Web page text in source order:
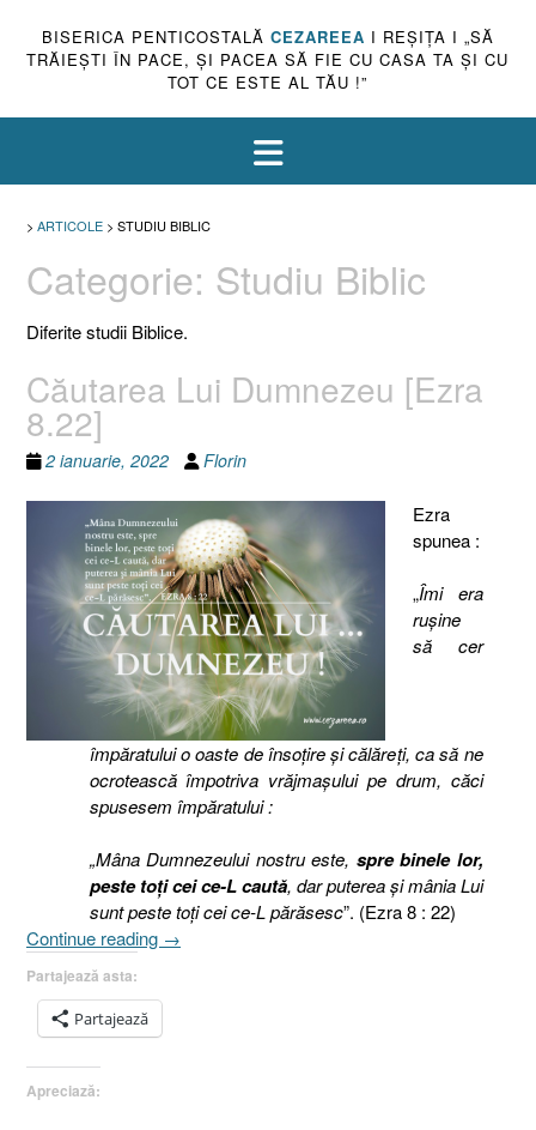
BISERICA PENTICOSTALĂ CEZAREEA I REŞIŢA I „SĂ
TRĂIEŞTI ÎN PACE, ŞI PACEA SĂ FIE CU CASA TA ŞI CU
TOT CE ESTE AL TĂU !”
> ARTICOLE > STUDIU BIBLIC
Categorie: Studiu Biblic
Diferite studii Biblice.
Căutarea Lui Dumnezeu [Ezra
8.22]
2 ianuarie, 2022 Florin
Ezra
spunea :
„Îmi era
ruşine
să cer
împăratului o oaste de însoţire şi călăreţi, ca să ne
ocrotească împotriva vrăjmaşului pe drum, căci
spusesem împăratului :
„Mâna Dumnezeului nostru este, spre binele lor,
peste toţi cei ce-L caută, dar puterea şi mânia Lui
sunt peste toţi cei ce-L părăsesc”. (Ezra 8 : 22)
Continue reading „Căutarea
8.22]”
→
Partajează asta:
Partajează
Apreciază: